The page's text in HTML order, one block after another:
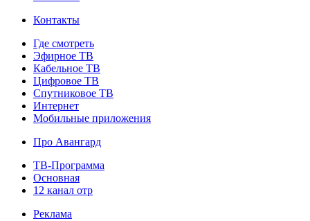
Контакты
Где смотреть
Эфирное ТВ
Кабельное ТВ
Цифровое ТВ
Спутниковое ТВ
Интернет
Мобильные приложения
Про Авангард
ТВ-Программа
Основная
12 канал отр
Реклама